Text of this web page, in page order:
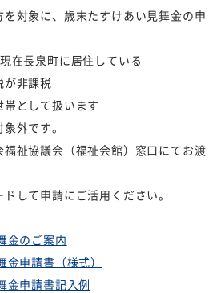
対する基本方針
対象に、歳末たすけあい見舞金の申
在長泉町に居住している
が非課税
として扱います
外です。
祉協議会（福祉会館）窓口にてお渡
して申請にご活用ください。
金のご案内
申請書（様式）
金申請書記入例